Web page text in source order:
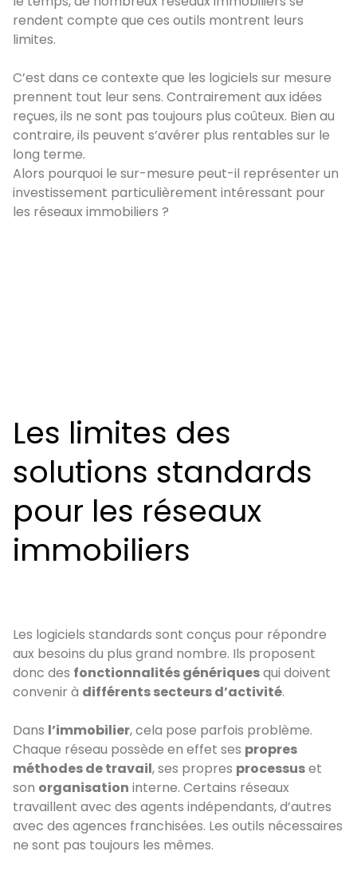
rendent compte que ces outils montrent leurs
limites.
C’est dans ce contexte que les logiciels sur mesure
prennent tout leur sens. Contrairement aux idées
reçues, ils ne sont pas toujours plus coûteux. Bien au
contraire, ils peuvent s’avérer plus rentables sur le
long terme.
Alors pourquoi le sur-mesure peut-il représenter un
investissement particulièrement intéressant pour
les réseaux immobiliers ?
Les limites des
solutions standards
pour les réseaux
immobiliers
Les logiciels standards sont conçus pour répondre
aux besoins du plus grand nombre. Ils proposent
donc des fonctionnalités génériquesqui doivent
convenir à différents secteurs d’activité.
Dans l’immobilier, cela pose parfois problème.
Chaque réseau possède en effet ses propres
méthodes de travail, ses propres processuset
son organisation interne. Certains réseaux
travaillent avec des agents indépendants, d’autres
avec des agences franchisées. Les outils nécessaires
ne sont pas toujours les mêmes.